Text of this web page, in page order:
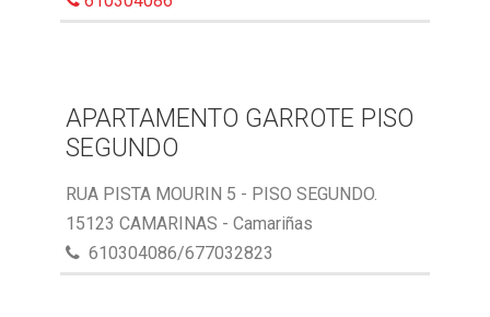
APARTAMENTO GARROTE PISO
SEGUNDO
RUA PISTA MOURIN 5 - PISO SEGUNDO.
15123 CAMARINAS - Camariñas
610304086/677032823